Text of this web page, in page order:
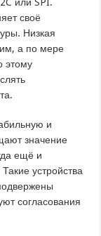
своё
Низкая
а по мере
этому
и
значение
ещё и
устройства
согласования